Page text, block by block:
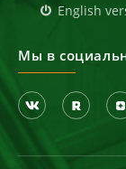
English
Мы в